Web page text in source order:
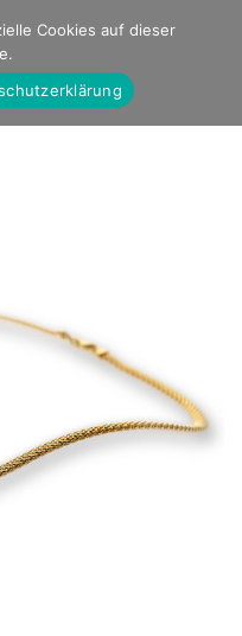
Cookies auf dieser